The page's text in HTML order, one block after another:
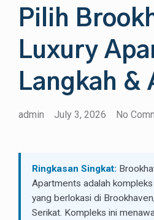
Pilih
Luxury
Langkah &
admin July 3, 2026 No
Ringkasan Singkat:
Apartments adalah
yang berlokasi di
Serikat. Kompleks ini